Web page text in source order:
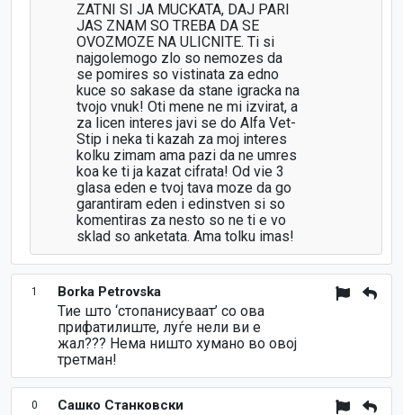
ZATNI SI JA MUCKATA, DAJ PARI
JAS ZNAM SO TREBA DA SE
OVOZMOZE NA ULICNITE. Ti si
najgolemogo zlo so nemozes da
se pomires so vistinata za edno
kuce so sakase da stane igracka na
tvojo vnuk! Oti mene ne mi izvirat, a
za licen interes javi se do Alfa Vet-
Stip i neka ti kazah za moj interes
kolku zimam ama pazi da ne umres
koa ke ti ja kazat cifrata! Od vie 3
glasa eden e tvoj tava moze da go
garantiram eden i edinstven si so
komentiras za nesto so ne ti e vo
sklad so anketata. Ama tolku imas!
1 Borka Petrovska
Тие што ‘стопанисуваат’ со ова
прифатилиште, луѓе нели ви е
жал??? Нема ништо хумано во овој
третман!
0 Сашко Станковски